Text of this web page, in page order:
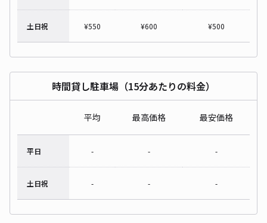
土日祝 ¥550 ¥600 ¥500
時間貸し駐車場（15分あたりの料金）
平均 最高価格 最安価格
平日 - - -
土日祝 - - -